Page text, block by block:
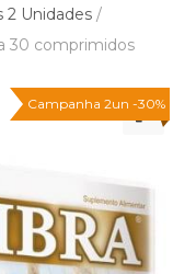
2 Unidades /
30 comprimidos
Campanha 2un -30%